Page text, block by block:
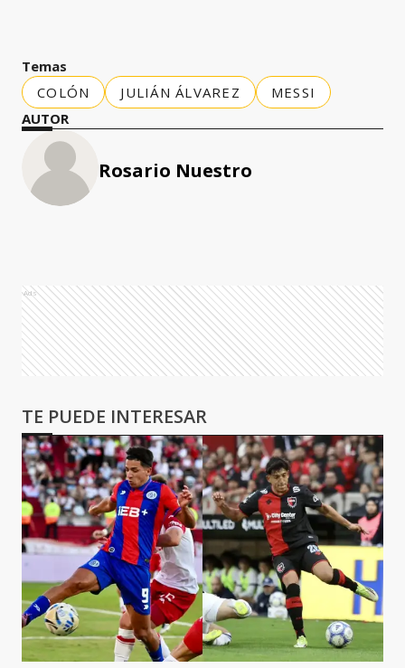
Temas
COLÓN
JULIÁN ÁLVAREZ
MESSI
AUTOR
Rosario Nuestro
Ads
TE PUEDE INTERESAR